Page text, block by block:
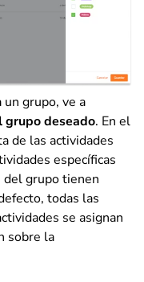
un grupo, ve a
grupo deseado. En el
de las actividades
específicas
del grupo tienen
todas las
se asignan
sobre la